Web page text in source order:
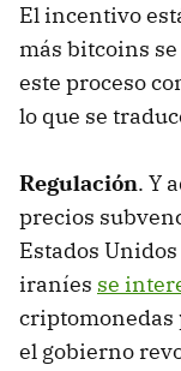
El incentivo
más bitcoins
este proceso
lo que se
Regulación. Y
precios
Estados
iraníes se
criptomonedas
el gobierno